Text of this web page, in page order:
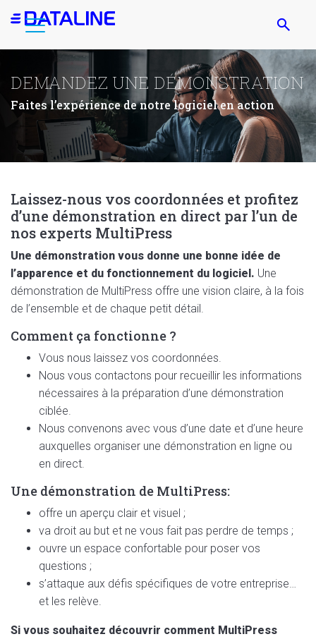
au
DEMANDEZ UNE DÉMONSTRATION
Faites l’expérience de notre logiciel en action
Laissez-nous vos coordonnées et profitez
d’une démonstration en direct par l’un de
nos experts MultiPress
Une démonstration vous donne une bonne idée de
l’apparence et du fonctionnement du logiciel. Une
démonstration de MultiPress offre une vision claire, à la fois
de l’ensemble et de chaque petit détail.
Comment ça fonctionne ?
Vous nous laissez vos coordonnées.
Nous vous contactons pour recueillir les informations
nécessaires à la préparation d’une démonstration
ciblée.
Nous convenons avec vous d’une date et d’une heure
auxquelles organiser une démonstration en ligne ou
en direct.
Une démonstration de MultiPress:
offre un aperçu clair et visuel ;
va droit au but et ne vous fait pas perdre de temps ;
ouvre un espace confortable pour poser vos
questions ;
s’attaque aux défis spécifiques de votre entreprise…
et les relève.
Si vous souhaitez découvrir comment MultiPress